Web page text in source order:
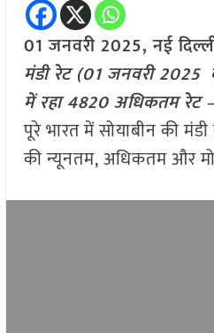
01 जनवरी 2025, नई
मंडी रेट (01 जनवरी
में रहा 4820 अधिकतम रेट
पूरे भारत में सोयाबीन की
की न्यूनतम, अधिकतम और